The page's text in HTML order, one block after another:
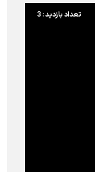
تعداد بازدید : 3